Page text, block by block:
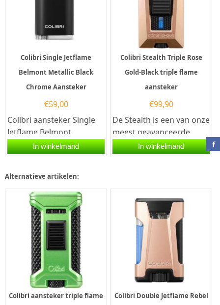
Colibri Single Jetflame
Belmont Metallic Black
Chrome Aansteker
€59,00
Colibri aansteker Single
Jetflame Belmont
Metallic in de kleur Zwart-
Chroom. Deze aansteker...
In winkelmand
Colibri Stealth Triple Rose
Gold-Black triple flame
aansteker
€99,90
De Stealth is een van onze
meest geavanceerde
aanstekers ooit: met
piramidevormige
In winkelmand
Alternatieve artikelen:
Colibri aansteker triple flame
Colibri Double Jetflame Rebel